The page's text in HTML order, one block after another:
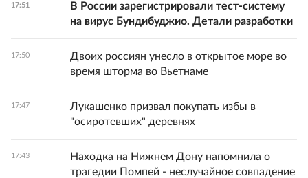
17:51
В России зарегистрировали тест-систему
на вирус Бундибуджио. Детали разработки
17:50
Двоих россиян унесло в открытое море во
время шторма во Вьетнаме
17:47
Лукашенко призвал покупать избы в
"осиротевших" деревнях
17:43
Находка на Нижнем Дону напомнила о
трагедии Помпей - неслучайное совпадение